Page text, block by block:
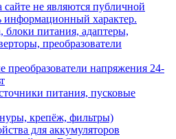
не являются публичной
характер.
блоки питания, адаптеры,
преобразователи
преобразователи напряжения 24-
питания, пусковые
крепёж, фильтры)
для аккумуляторов